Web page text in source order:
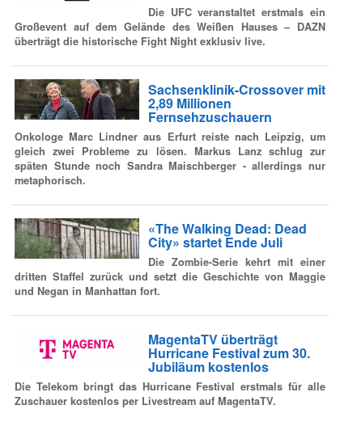
Die UFC veranstaltet erstmals ein
Großevent auf dem Gelände des Weißen Hauses – DAZN
überträgt die historische Fight Night exklusiv live.
Sachsenklinik-Crossover mit
2,89 Millionen
Fernsehzuschauern
Onkologe Marc Lindner aus Erfurt reiste nach Leipzig, um
gleich zwei Probleme zu lösen. Markus Lanz schlug zur
späten Stunde noch Sandra Maischberger - allerdings nur
metaphorisch.
«The Walking Dead: Dead
City» startet Ende Juli
Die Zombie-Serie kehrt mit einer
dritten Staffel zurück und setzt die Geschichte von Maggie
und Negan in Manhattan fort.
MagentaTV überträgt
Hurricane Festival zum 30.
Jubiläum kostenlos
Die Telekom bringt das Hurricane Festival erstmals für alle
Zuschauer kostenlos per Livestream auf MagentaTV.